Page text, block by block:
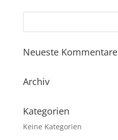
Neueste Kommentare
Archiv
Kategorien
Keine Kategorien